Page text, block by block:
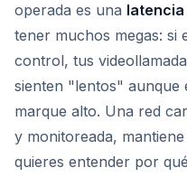
operada es una latencia
tener muchos megas: si
control, tus
sienten "lentos" aunque
marque alto. Una red
y monitoreada,
quieres entender por